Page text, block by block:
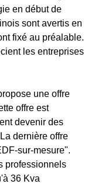
en début de
sont avertis en
fixé au préalable.
les entreprises
une offre
offre est
devenir des
dernière offre
sur-mesure".
professionnels
36 Kva